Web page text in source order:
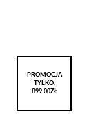
PROMOCJA
TYLKO:
899.00ZŁ